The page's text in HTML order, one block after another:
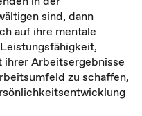
sind, dann
auf ihre mentale
ihrer Arbeitsergebnisse
zu schaffen,